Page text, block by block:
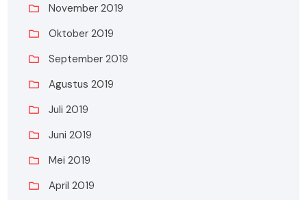
November 2019
Oktober 2019
September 2019
Agustus 2019
Juli 2019
Juni 2019
Mei 2019
April 2019